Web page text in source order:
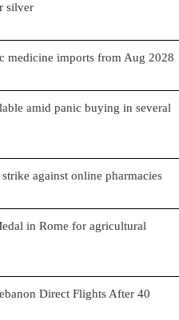
silver
medicine imports from Aug 2028
amid panic buying in several
against online pharmacies
in Rome for agricultural
Direct Flights After 40